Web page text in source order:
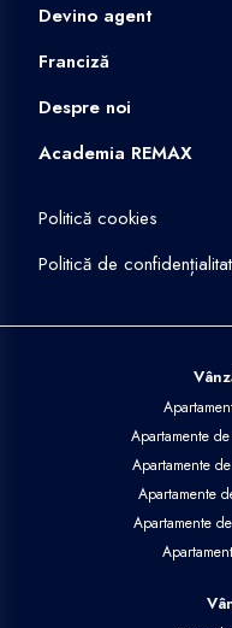
Devino agent
Franciză
Despre noi
Academia REMAX
Politică cookies
Politică de
Apartamente
Apartamente
Apartamente
Apartamente